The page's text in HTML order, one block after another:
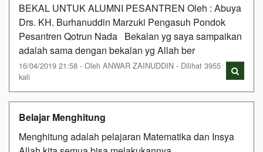
BEKAL UNTUK ALUMNI PESANTREN Oleh : Abuya
Drs. KH. Burhanuddin Marzuki Pengasuh Pondok
Pesantren Qotrun Nada Bekalan yg saya sampaikan
adalah sama dengan bekalan yg Allah ber
16/04/2019 21:58 - Oleh ANWAR ZAINUDDIN - Dilihat 3955
kali
Belajar Menghitung
Menghitung adalah pelajaran Matematika dan Insya